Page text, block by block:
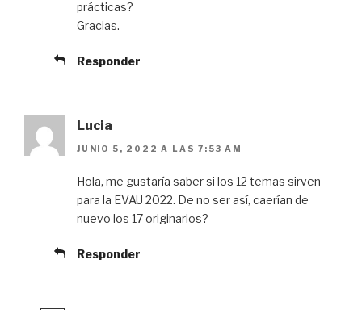
prácticas?
Gracias.
Responder
Lucia
JUNIO 5, 2022 A LAS 7:53 AM
Hola, me gustaría saber si los 12 temas sirven
para la EVAU 2022. De no ser así, caerían de
nuevo los 17 originarios?
Responder